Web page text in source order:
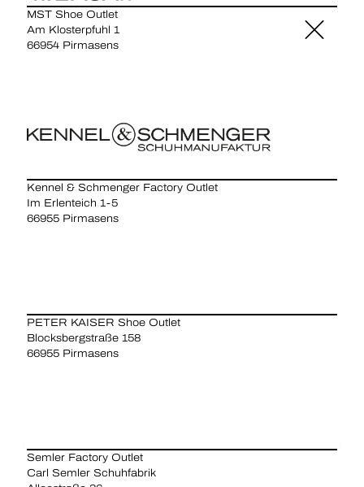
MST Shoe Outlet
Am Klosterpfuhl 1
66954 Pirmasens
Kennel & Schmenger Factory Outlet
Im Erlenteich 1-5
66955 Pirmasens
PETER KAISER Shoe Outlet
Blocksbergstraße 158
66955 Pirmasens
Semler Factory Outlet
Carl Semler Schuhfabrik